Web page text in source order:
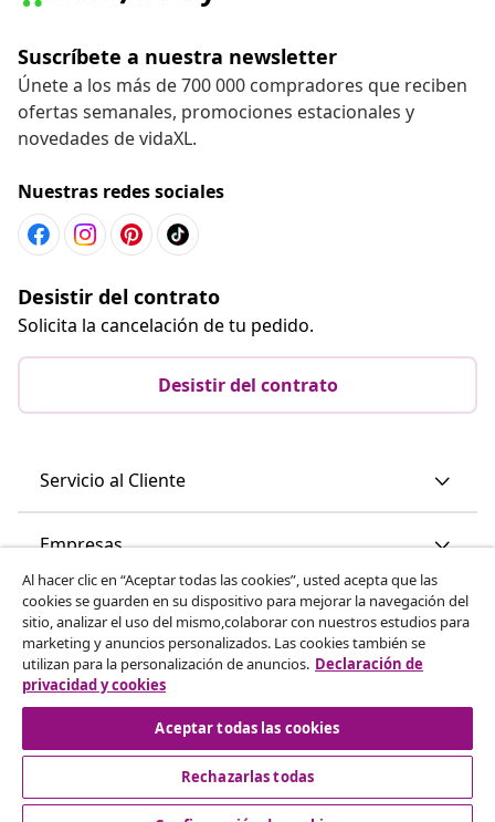
Suscríbete a nuestra newsletter
Únete a los más de 700 000 compradores que reciben
ofertas semanales, promociones estacionales y
novedades de vidaXL.
Nuestras redes sociales
Desistir del contrato
Solicita la cancelación de tu pedido.
Desistir del contrato
Servicio al Cliente
Empresas
vidaXL
Descubre mas
Al hacer clic en “Aceptar todas las cookies”, usted acepta que las
cookies se guarden en su dispositivo para mejorar la navegación del
sitio, analizar el uso del mismo,colaborar con nuestros estudios para
marketing y anuncios personalizados. Las cookies también se
utilizan para la personalización de anuncios. Declaración de
privacidad y cookies
Aceptar todas las cookies
Rechazarlas todas